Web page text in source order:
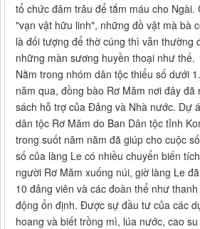
tổ chức đâm trâu để tắm máu cho Ngài.
"vạn vật hữu linh", những đồ vật mà bà
là đối tượng để thờ cúng thì vẫn thường
những màn sương huyền thoại như thế.
Nằm trong nhóm dân tộc thiểu số dưới
năm qua, đồng bào Rơ Măm nơi đây
sách hỗ trợ của Đảng và Nhà nước. Dự
dân tộc Rơ Măm do Ban Dân tộc tỉnh
trong suốt năm năm đã giúp cho cuộc
số của làng Le có nhiều chuyển biến
người Rơ Măm xuống núi, giờ làng Le
10 đảng viên và các đoàn thể như
động ổn định. Được sự đầu tư của các
hoang và biết trồng mì, lúa nước, cao